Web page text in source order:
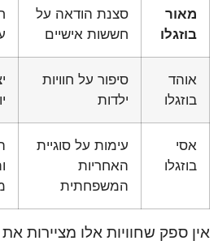
מאור
בוזגלו
סצנת הודאה על
חששות אישיים
אוהד
בוזגלו
סיפור על חוויות
ילדות
אסי
בוזגלו
עימות על סוגיית
האחריות
המשפחתית
אין ספק שחוויות אלו מציירות